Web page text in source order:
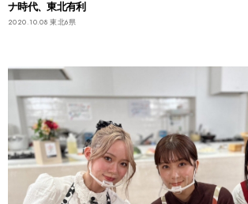
ナ時代、東北有利
2020.10.08 東北6県